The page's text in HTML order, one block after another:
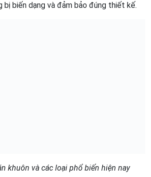
bị biến dạng và đảm bảo đúng thiết kế.
khuôn và các loại phổ biến hiện nay